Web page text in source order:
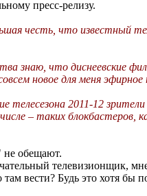
пресс-релизу.
честь, что известный
знаю, что диснеевские
новое для меня эфирное
телесезона 2011-12
– таких
обещают.
телевизионщик,
вести? Будь это хотя бы